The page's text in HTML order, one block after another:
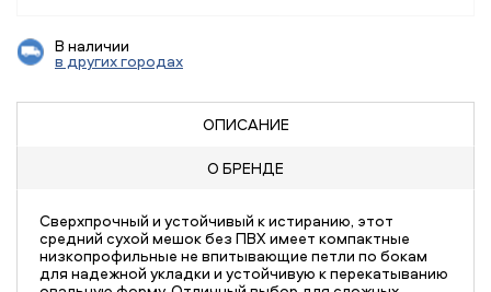
В наличии
в других городах
ОПИСАНИЕ
О БРЕНДЕ
Сверхпрочный и устойчивый к истиранию, этот
средний сухой мешок без ПВХ имеет компактные
низкопрофильные не впитывающие петли по бокам
для надежной укладки и устойчивую к перекатыванию